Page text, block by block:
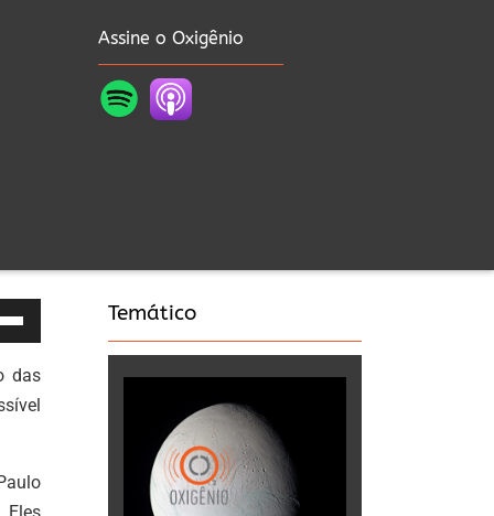
Assine o Oxigênio
das
Temático